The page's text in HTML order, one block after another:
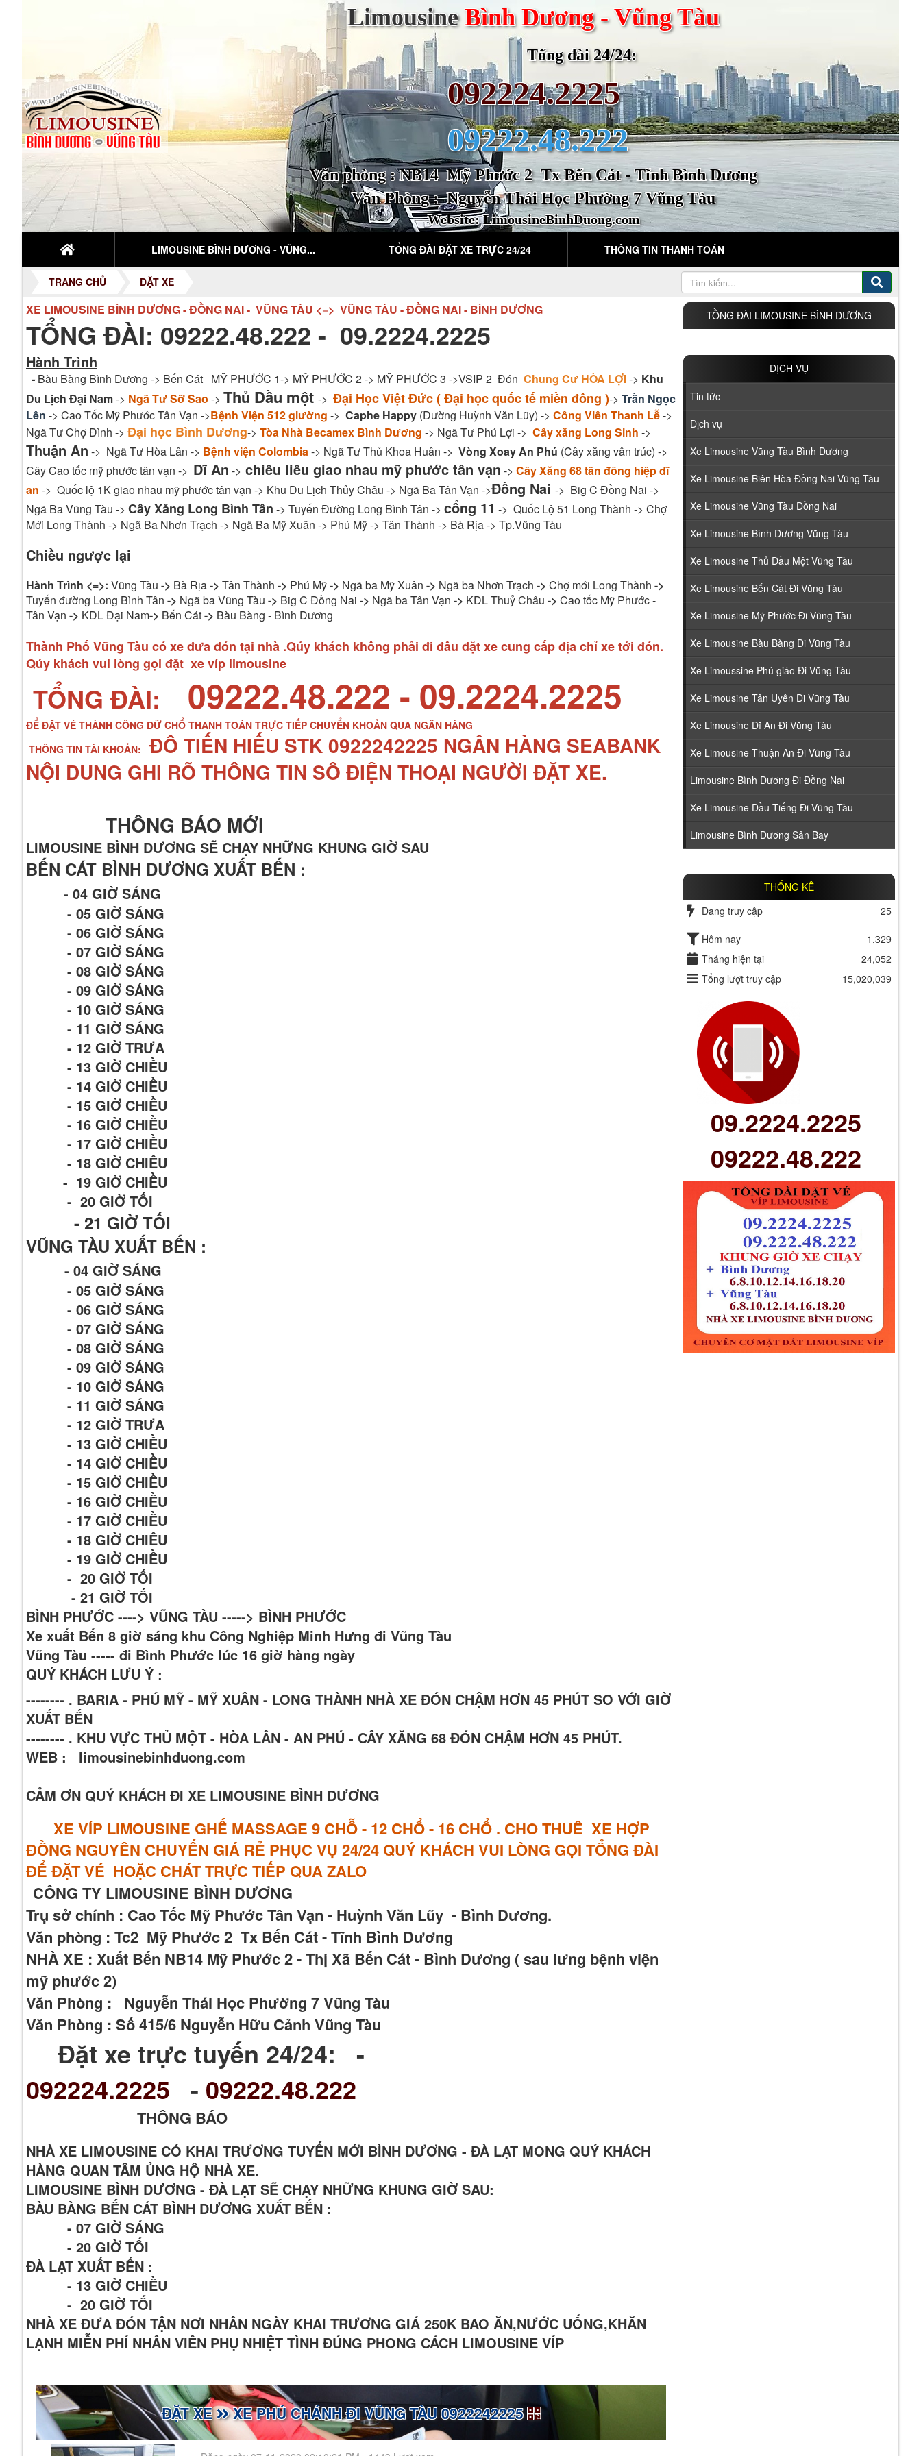
LimousineBình Dương - Vũng Tàu
Tổng đài 24/24:
092224.2225
09222.48.222
Văn phòng : NB14 Mỹ Phước 2 Tx Bến Cát - Tĩnh Bình Dương
Văn Phòng : Nguyễn Thái Học Phường 7 Vũng Tàu
Website:LimousineBinhDuong.com
LIMOUSINE BÌNH DƯƠNG - VŨNG... TỔNG ĐÀI ĐẶT XE TRỰC 24/24 THÔNG TIN THANH TOÁN
TRANG CHỦ ĐẶT XE
XE LIMOUSINE BÌNH DƯƠNG - ĐỒNG NAI - VŨNG TÀU <=> VŨNG TÀU - ĐỒNG NAI - BÌNH DƯƠNG
TỔNG ĐÀI: 09222.48.222 - 09.2224.2225
Hành Trình
-Bàu Bàng Bình Dương -> Bến Cát MỸ PHƯỚC 1-> MỸ PHƯỚC 2 -> MỸ PHƯỚC 3 ->VSIP 2 Đón Chung Cư HÒA LỢI-> Khu
Du Lịch Đại Nam-> Ngã Tư Sỡ Sao -> Thủ Dầu một -> Đại Học Việt Đức ( Đại học quốc tế miền đông )-> Trần Ngọc
Lên -> Cao Tốc Mỹ Phước Tân Vạn ->Bệnh Viện 512 giường -> Caphe Happy (Đường Huỳnh Văn Lũy) -> Công Viên Thanh Lễ->
Ngã Tư Chợ Đình -> Đại học Bình Dương-> Tòa Nhà Becamex Bình Dương -> Ngã Tư Phú Lợi -> Cây xăng Long Sinh ->
Thuận An -> Ngã Tư Hòa Lân -> Bệnh viện Colombia-> Ngã Tư Thủ Khoa Huân -> Vòng Xoay An Phú (Cây xăng vân trúc) ->
Cây Cao tốc mỹ phước tân vạn -> Dĩ An -> chiêu liêu giao nhau mỹ phước tân vạn -> Cây Xăng 68 tân đông hiệp dĩ
an -> Quốc lộ 1K giao nhau mỹ phước tân vạn -> Khu Du Lịch Thủy Châu -> Ngã Ba Tân Vạn ->Đồng Nai -> Big C Đồng Nai ->
Ngã Ba Vũng Tàu -> Cây Xăng Long Bình Tân -> Tuyến Đường Long Bình Tân -> cổng 11 -> Quốc Lộ 51 Long Thành -> Chợ
Mới Long Thành -> Ngã Ba Nhơn Trạch -> Ngã Ba Mỹ Xuân -> Phú Mỹ -> Tân Thành -> Bà Rịa -> Tp.Vũng Tàu
Chiều ngược lại
Hành Trình <=>: Vũng Tàu -> Bà Rịa-> Tân Thành -> Phú Mỹ-> Ngã ba Mỹ Xuân -> Ngã ba Nhơn Trạch -> Chợ mới Long Thành ->
Tuyến đường Long Bình Tân -> Ngã ba Vũng Tàu -> Big C Đồng Nai -> Ngã ba Tân Vạn -> KDL Thuỷ Châu -> Cao tốc Mỹ Phước -
Tân Vạn -> KDL Đại Nam-> Bến Cát-> Bàu Bàng - Bình Dương
Thành Phố Vũng Tàu có xe đưa đón tại nhà .Qúy khách không phải đi đâu đặt xe cung cấp địa chỉ xe tới đón.
Qúy khách vui lòng gọi đặt xe víp limousine
TỔNG ĐÀI: 09222.48.222 - 09.2224.2225
ĐỂ ĐẶT VÉ THÀNH CÔNG DỮ CHỔ THANH TOÁN TRỰC TIẾP CHUYỂN KHOẢN QUA NGÂN HÀNG
THÔNG TIN TÀI KHOẢN:
ĐÔ TIẾN HIẾU STK 0922242225 NGÂN HÀNG SEABANK
NỘI DUNG GHI RÕ THÔNG TIN SÔ ĐIỆN THOẠI NGƯỜI ĐẶT XE.
THÔNG BÁO MỚI
LIMOUSINE BÌNH DƯƠNG SẼ CHẠY NHỮNG KHUNG GIỜ SAU
BẾN CÁT BÌNH DƯƠNG XUẤT BẾN :
- 04 GIỜ SÁNG
- 05 GIỜ SÁNG
- 06 GIỜ SÁNG
- 07 GIỜ SÁNG
- 08 GIỜ SÁNG
- 09 GIỜ SÁNG
- 10 GIỜ SÁNG
- 11 GIỜ SÁNG
- 12 GIỜ TRƯA
- 13 GIỜ CHIỀU
- 14 GIỜ CHIỀU
- 15 GIỜ CHIỀU
- 16 GIỜ CHIỀU
- 17 GIỜ CHIỀU
- 18 GIỜ CHIÊU
- 19 GIỜ CHIỀU
- 20 GIỜ TỐI
- 21 GIỜ TỐI
VŨNG TÀU XUẤT BẾN :
- 04 GIỜ SÁNG
- 05 GIỜ SÁNG
- 06 GIỜ SÁNG
- 07 GIỜ SÁNG
- 08 GIỜ SÁNG
- 09 GIỜ SÁNG
- 10 GIỜ SÁNG
- 11 GIỜ SÁNG
- 12 GIỜ TRƯA
- 13 GIỜ CHIỀU
- 14 GIỜ CHIỀU
- 15 GIỜ CHIỀU
- 16 GIỜ CHIỀU
- 17 GIỜ CHIỀU
- 18 GIỜ CHIÊU
- 19 GIỜ CHIỀU
- 20 GIỜ TỐI
- 21 GIỜ TỐI
BÌNH PHƯỚC ----> VŨNG TÀU -----> BÌNH PHƯỚC
Xe xuất Bến 8 giờ sáng khu Công Nghiệp Minh Hưng đi Vũng Tàu
Vũng Tàu ----- đi Bình Phước lúc 16 giờ hàng ngày
QUÝ KHÁCH LƯU Ý :
-------- . BARIA - PHÚ MỸ - MỸ XUÂN - LONG THÀNH NHÀ XE ĐÓN CHẬM HƠN 45 PHÚT SO VỚI GIỜ
XUẤT BẾN
-------- . KHU VỰC THỦ MỘT - HÒA LÂN - AN PHÚ - CÂY XĂNG 68 ĐÓN CHẬM HƠN 45 PHÚT.
WEB : limousinebinhduong.com
CẢM ƠN QUÝ KHÁCH ĐI XE LIMOUSINE BÌNH DƯƠNG
XE VÍP LIMOUSINE GHẾ MASSAGE 9 CHỖ - 12 CHỔ - 16 CHỔ . CHO THUÊ XE HỢP
ĐỒNG NGUYÊN CHUYẾN GIÁ RẺ PHỤC VỤ 24/24 QUÝ KHÁCH VUI LÒNG GỌI TỔNG ĐÀI
ĐỂ ĐẶT VÉ HOẶC CHÁT TRỰC TIẾP QUA ZALO
CÔNG TY LIMOUSINE BÌNH DƯƠNG
Trụ sở chính : Cao Tốc Mỹ Phước Tân Vạn - Huỳnh Văn Lũy - Bình Dương.
Văn phòng : Tc2 Mỹ Phước 2 Tx Bến Cát - Tĩnh Bình Dương
NHÀ XE : Xuất Bến NB14 Mỹ Phước 2 - Thị Xã Bến Cát - Bình Dương ( sau lưng bệnh viện
mỹ phước 2)
Văn Phòng : Nguyễn Thái Học Phường 7 Vũng Tàu
Văn Phòng : Số 415/6 Nguyễn Hữu Cảnh Vũng Tàu
Đặt xe trực tuyến 24/24: -
092224.2225 - 09222.48.222
THÔNG BÁO
NHÀ XE LIMOUSINE CÓ KHAI TRƯƠNG TUYẾN MỚI BÌNH DƯƠNG - ĐÀ LẠT MONG QUÝ KHÁCH
HÀNG QUAN TÂM ỦNG HỘ NHÀ XE.
LIMOUSINE BÌNH DƯƠNG - ĐÀ LẠT SẼ CHẠY NHỮNG KHUNG GIỜ SAU:
BÀU BÀNG BẾN CÁT BÌNH DƯƠNG XUẤT BẾN :
- 07 GIỜ SÁNG
- 20 GIỜ TỐI
ĐÀ LẠT XUẤT BẾN :
- 13 GIỜ CHIỀU
- 20 GIỜ TỐI
NHÀ XE ĐƯA ĐÓN TẬN NƠI NHÂN NGÀY KHAI TRƯƠNG GIÁ 250K BAO ĂN,NƯỚC UỐNG,KHĂN
LẠNH MIỄN PHÍ NHÂN VIÊN PHỤ NHIỆT TÌNH ĐÚNG PHONG CÁCH LIMOUSINE VÍP
ĐẶT XE XE PHÚ CHÁNH ĐI VŨNG TÀU 0922242225
TỒNG ĐÀI LIMOUSINE BÌNH DƯƠNG
DỊCH VỤ
Tin tức
Dịch vụ
Xe Limousine Vũng Tàu Bình Dương
Xe Limousine Biên Hòa Đồng Nai Vũng Tàu
Xe Limousine Vũng Tàu Đồng Nai
Xe Limousine Bình Dương Vũng Tàu
Xe Limousine Thủ Dầu Một Vũng Tàu
Xe Limousine Bến Cát Đi Vũng Tàu
Xe Limousine Mỹ Phước Đi Vũng Tàu
Xe Limousine Bàu Bàng Đi Vũng Tàu
Xe Limoussine Phú giáo Đi Vũng Tàu
Xe Limousine Tân Uyên Đi Vũng Tàu
Xe Limousine Dĩ An Đi Vũng Tàu
Xe Limousine Thuận An Đi Vũng Tàu
Limousine Bình Dương Đi Đồng Nai
Xe Limousine Dầu Tiếng Đi Vũng Tàu
Limousine Bình Dương Sân Bay
THỐNG KÊ
Đang truy cập
25
Hôm nay
1,329
Tháng hiện tại
24,052
Tổng lượt truy cập
15,020,039
09.2224.2225
09222.48.222